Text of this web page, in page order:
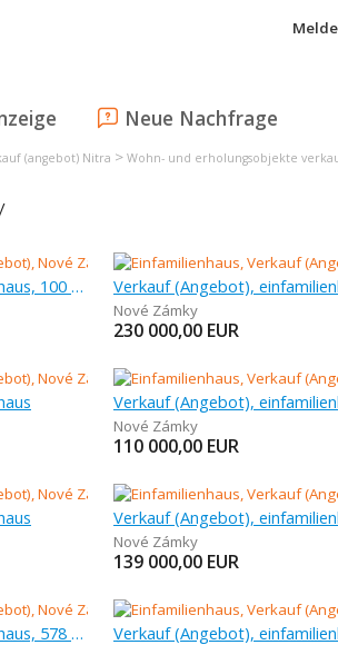
Neue Nachfrage
(angebot) Nitra > Wohn- und erholungsobjekte
Verkauf (Angebot), einfamilienhaus, 100 m
Nové Zámky
230 000,00 EUR
Verkauf (Angebot),
Nové Zámky
110 000,00 EUR
Verkauf (Angebot),
Nové Zámky
139 000,00 EUR
Verkauf (Angebot), einfamilienhaus, 578 m